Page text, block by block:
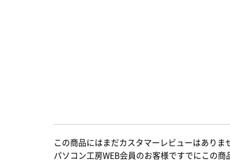
この商品にはまだカスタマーレビューはあり
パソコン工房WEB会員のお客様ですでにこの商